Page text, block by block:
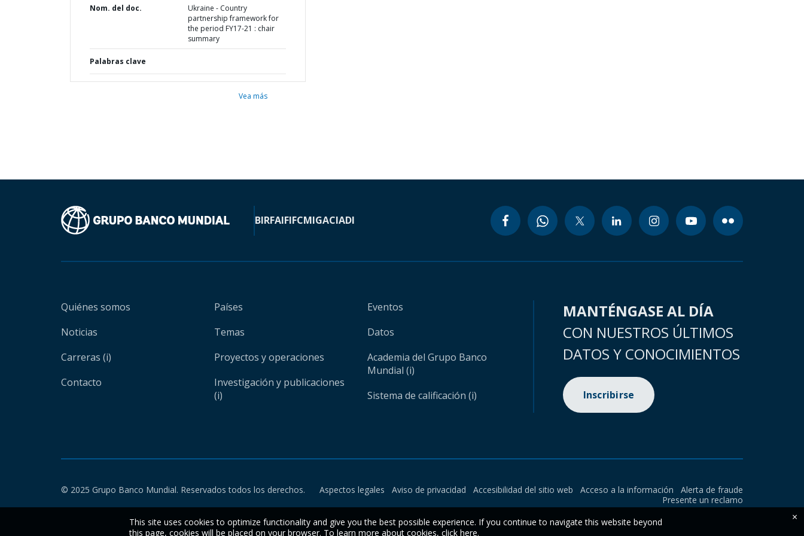
Nom. del doc.
Ukraine - Country
partnership framework for
the period FY17-21 : chair
summary
Palabras clave
Vea más
BIRFAIFIFCMIGACIADI
Quiénes somos
Noticias
Carreras (i)
Contacto
Países
Temas
Proyectos y operaciones
Investigación y publicaciones
(i)
Eventos
Datos
Academia del Grupo Banco
Mundial (i)
Sistema de calificación (i)
MANTÉNGASE AL DÍA
CON NUESTROS ÚLTIMOS
DATOS Y CONOCIMIENTOS
Inscribirse
© 2025 Grupo Banco Mundial. Reservados todos los derechos. Aspectos legales Aviso de privacidad Accesibilidad del sitio web Acceso a la información
Alerta de fraude
Presente un reclamo
This site uses cookies to optimize functionality and give you the best possible experience. If you continue to navigate this website beyond
this page, cookies will be placed on your browser. To learn more about cookies, click here.
×